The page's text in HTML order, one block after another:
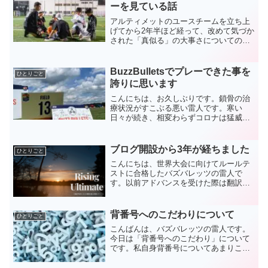
ーを見ている話
アルティメットのユースチームを立ち上
げてから2年半ほど経って、改めて気づか
された「真似る」の大事さについての独
ひとりごと
BuzzBulletsでプレーできた事を
誇りに思います
こんにちは、お久しぶりです。鎖骨の治
療状況がすこぶる悪い雷人です。寒い
日々が続き、相変わらずコロナは猛威を
しみにしてくださっている少数の方、申
し訳ございません。久々にも...
ひとりごと ブログ開設から3年が経ちました
こんにちは、世界大会に向けてルールテ
ストに合格したバズバレッツの雷人で
す。以前アドバンスを受けた際は翻訳の
翻訳アプリ様様さて今日は「ブログ開設
から3年が経ちました」とい...
ひとりごと 背番号へのこだわりについて
こんばんは、バズバレッツの雷人です。
今日は「背番号へのこだわり」について
です。私自身背番号についてあまりこだ